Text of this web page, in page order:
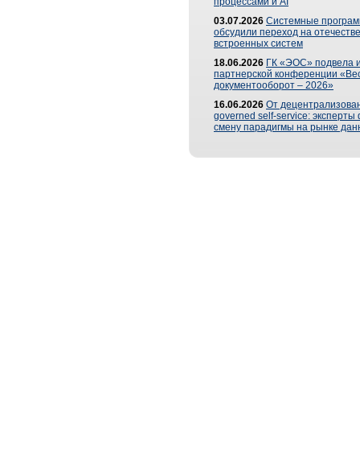
03.07.2026 Системные
обсудили переход на
встроенных систем
18.06.2026 ГК «ЭОС» подвела
партнерской конференции
документооборот – 2026»
16.06.2026 От
governed self-service: эксперты
смену парадигмы на рынке